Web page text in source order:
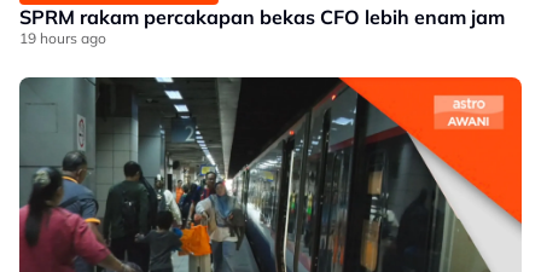
SPRM rakam percakapan bekas CFO lebih enam jam
19 hours ago